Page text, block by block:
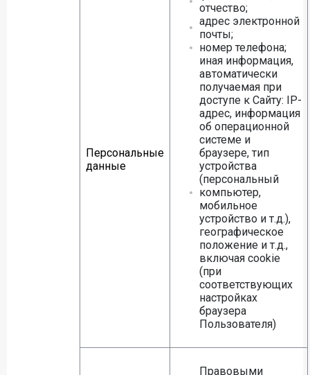
Персональные
данные
отчество;
адрес электронной
почты;
номер телефона;
иная информация,
автоматически
получаемая при
доступе к Сайту: IP-
адрес, информация
об операционной
системе и
браузере, тип
устройства
(персональный
компьютер,
мобильное
устройство и т.д.),
географическое
положение и т.д.,
включая cookie
(при
соответствующих
настройках
браузера
Пользователя)
Правовыми